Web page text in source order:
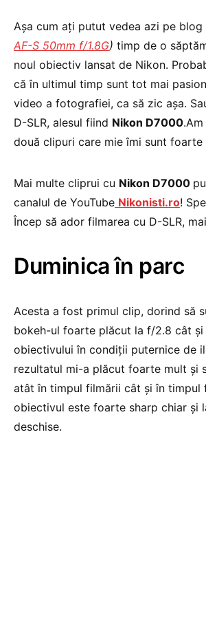
Așa cum ați putut vedea azi pe blog
AF-S 50mm f/1.8G) timp de o
noul obiectiv lansat de Nikon.
că în ultimul timp sunt tot mai
video a fotografiei, ca să zic așa.
D-SLR, alesul fiind Nikon D7000
două clipuri care mie îmi sunt foarte
Mai multe cliprui cu Nikon D7000
canalul de YouTube Nikonisti.ro!
Încep să ador filmarea cu D-SLR,
Duminica în parc
Acesta a fost primul clip, dorind să
bokeh-ul foarte plăcut la f/2.8 cât și
obiectivului în condiții puternice de
rezultatul mi-a plăcut foarte mult și
atât în timpul filmării cât și în timpul
obiectivul este foarte sharp chiar și
deschise.